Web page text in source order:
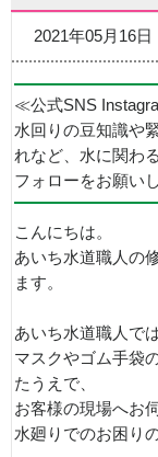
2021年05月16日
≪公式SNS
水回りの豆知識や
れなど、水に関わ
フォローをお願い
こんにちは。
あいち水道職人の
ます。
あいち水道職人で
マスクやゴム手袋
たうえで、
お客様の現場へお
水廻りでのお困り